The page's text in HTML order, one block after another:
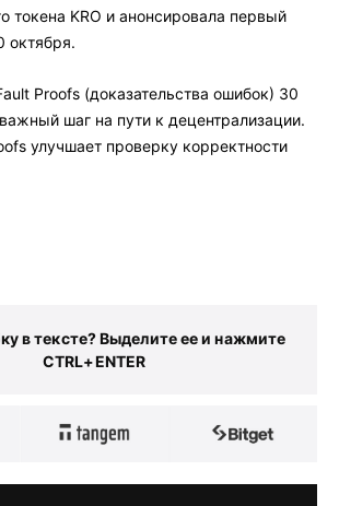
токена KRO и анонсировала первый
октября.
Proofs (доказательства ошибок) 30
шаг на пути к децентрализации.
улучшает проверку корректности
в тексте? Выделите ее и нажмите
CTRL+ENTER